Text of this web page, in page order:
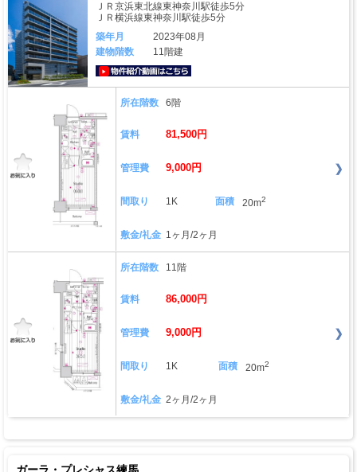
ＪＲ京浜東北線東神奈川駅徒歩5分
ＪＲ横浜線東神奈川駅徒歩5分
築年月
2023年08月
建物階数
11階建
所在階数 6階
賃料 81,500円
管理費 9,000円
間取り 1K 面積 20m2
敷金/礼金 1ヶ月/2ヶ月
所在階数 11階
賃料 86,000円
管理費 9,000円
間取り 1K 面積 20m2
敷金/礼金 2ヶ月/2ヶ月